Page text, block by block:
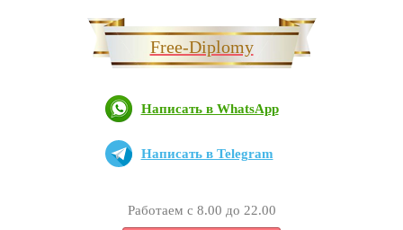
Free-Diplomy
Написать в WhatsApp
Написать в Telegram
Работаем с 8.00 до 22.00